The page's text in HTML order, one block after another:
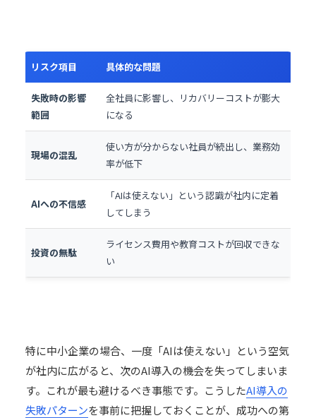
リスク項目 具体的な問題
失敗時の影響
範囲
全社員に影響し、リカバリーコストが膨大
になる
現場の混乱
使い方が分からない社員が続出し、業務効
率が低下
AIへの不信感
「AIは使えない」という認識が社内に定着
してしまう
投資の無駄
ライセンス費用や教育コストが回収できな
い
特に中小企業の場合、一度「AIは使えない」という空気
が社内に広がると、次のAI導入の機会を失ってしまいま
す。これが最も避けるべき事態です。こうしたAI導入の
失敗パターンを事前に把握しておくことが、成功への第